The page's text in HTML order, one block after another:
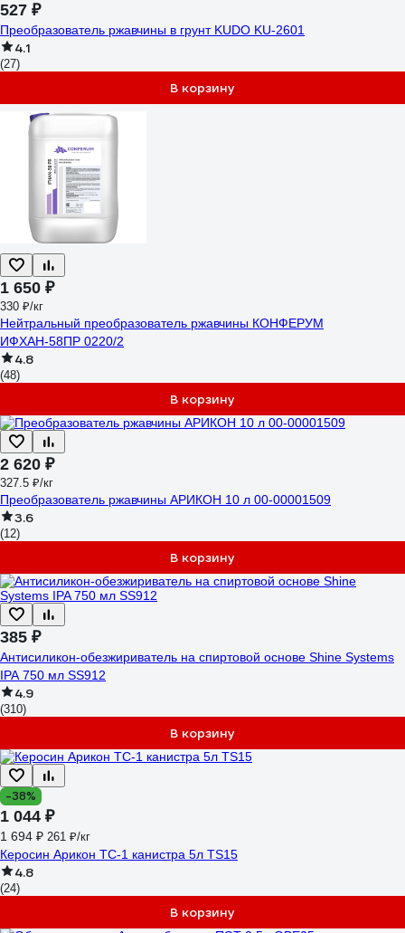
527 ₽
Преобразователь ржавчины в грунт KUDO KU-2601
4.1
(27)
В корзину
1 650 ₽
330 ₽/кг
Нейтральный преобразователь ржавчины КОНФЕРУМ
ИФХАН-58ПР 0220/2
4.8
(48)
В корзину
2 620 ₽
327.5 ₽/кг
Преобразователь ржавчины АРИКОН 10 л 00-00001509
3.6
(12)
В корзину
385 ₽
Антисиликон-обезжириватель на спиртовой основе Shine Systems
IPA 750 мл SS912
4.9
(310)
В корзину
-38%
1 044 ₽
1 694 ₽ 261 ₽/кг
Керосин Арикон ТС-1 канистра 5л TS15
4.8
(24)
В корзину